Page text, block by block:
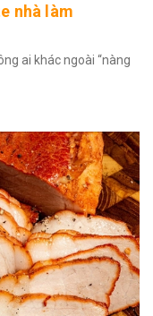
nhà làm
ai khác ngoài “nàng